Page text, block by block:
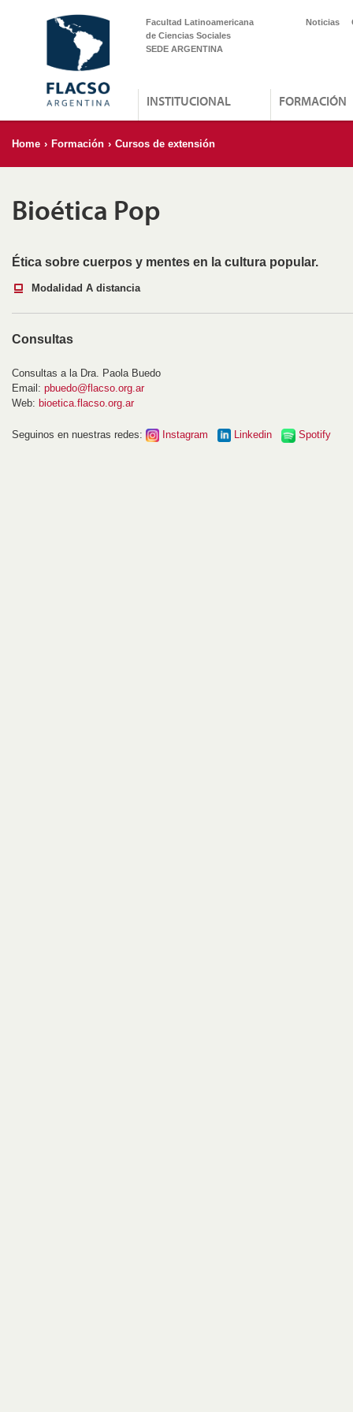
Facultad Latinoamericana
de Ciencias Sociales
SEDE ARGENTINA
Noticias
INSTITUCIONAL FORMACIÓN
Home › Formación › Cursos de extensión
Bioética Pop
Ética sobre cuerpos y mentes en la cultura popular.
Modalidad A distancia
Consultas
Consultas a la Dra. Paola Buedo
Email: pbuedo@flacso.org.ar
Web: bioetica.flacso.org.ar
Seguinos en nuestras redes: Instagram Linkedin Spotify